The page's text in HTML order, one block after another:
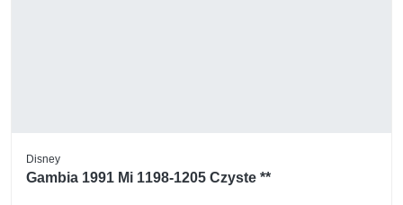
Disney
Gambia 1991 Mi 1198-1205 Czyste **